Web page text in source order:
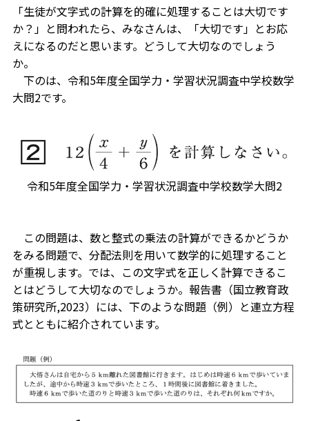
「生徒が文字式の計算を的確に処理することは大切です
か？」と問われたら、みなさんは、「大切です」とお応
えになるのだと思います。どうして大切なのでしょう
か。
下のは、令和5年度全国学力・学習状況調査中学校数学
大問2です。
令和5年度全国学力・学習状況調査中学校数学大問2
この問題は、数と整式の乗法の計算ができるかどうか
をみる問題で、分配法則を用いて数学的に処理すること
が重視します。では、この文字式を正しく計算できるこ
とはどうして大切なのでしょうか。報告書（国立教育政
策研究所,2023）には、下のような問題（例）と連立方程
式とともに紹介されています。